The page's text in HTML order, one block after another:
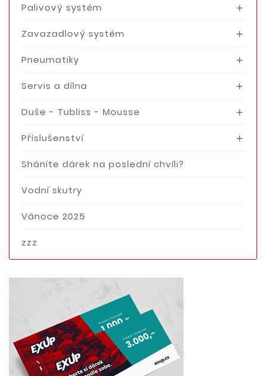
Palivový systém 
Zavazadlový systém 
Pneumatiky 
Servis a dílna 
Duše - Tubliss - Mousse 
Příslušenství 
Sháníte dárek na poslední chvíli?
Vodní skutry
Vánoce 2025
zzz